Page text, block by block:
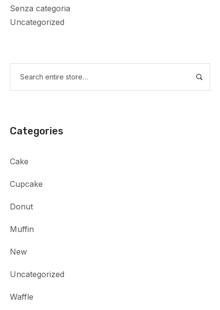
Senza categoria
Uncategorized
Categories
Cake
Cupcake
Donut
Muffin
New
Uncategorized
Waffle